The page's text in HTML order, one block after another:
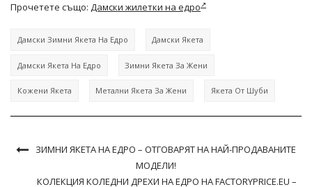
Прочетете също: Дамски жилетки на едро
Дамски Зимни Якета На Едро Дамски Якета
Дамски Якета На Едро Зимни Якета За Жени
Кожени Якета Метални Якета За Жени Якета От Шуби
ЗИМНИ ЯКЕТА НА ЕДРО – ОТГОВАРЯТ НА НАЙ-ПРОДАВАНИТЕ
МОДЕЛИ!
КОЛЕКЦИЯ КОЛЕДНИ ДРЕХИ НА ЕДРО НА FACTORYPRICE.EU –